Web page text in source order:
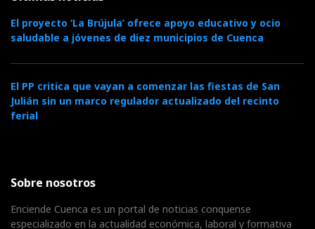
El proyecto ‘La Brújula’ ofrece apoyo educativo y ocio
saludable a jóvenes de diez municipios de Cuenca
El PP critica que vayan a comenzar las fiestas de San
Julián sin un marco regulador actualizado del recinto
ferial
Sobre nosotros
Enciende Cuenca es un portal de noticias conquense
especializado en la actualidad económica, laboral y formativa